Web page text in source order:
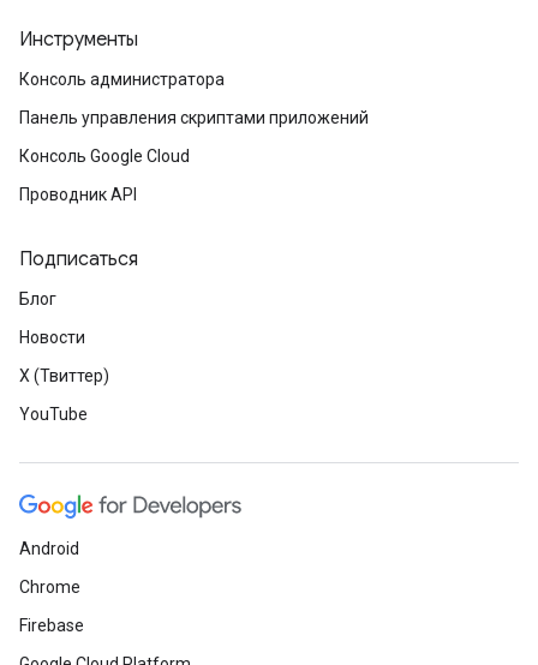
Инструменты
Консоль администратора
Панель управления скриптами приложений
Консоль Google Cloud
Проводник API
Подписаться
Блог
Новости
X (Твиттер)
YouTube
Android
Chrome
Firebase